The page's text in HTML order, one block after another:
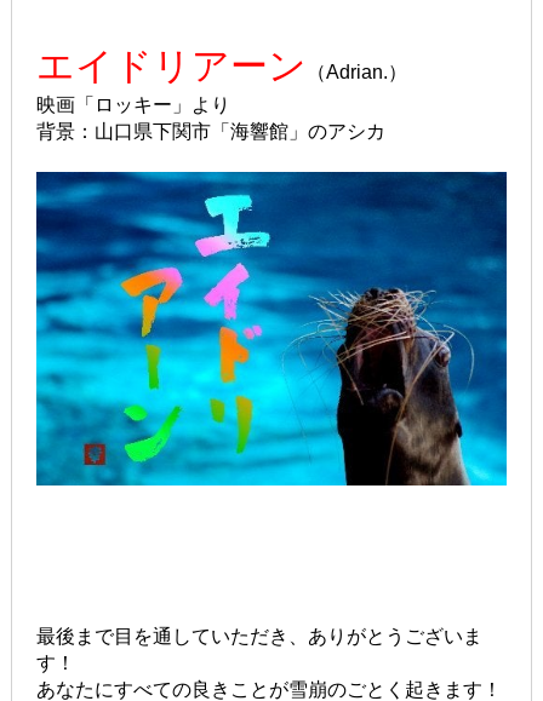
エイドリアーン
（Adrian.）
映画「ロッキー」より
背景：山口県下関市「海響館」のアシカ
最後まで目を通していただき、ありがとうございま
す！
あなたにすべての良きことが雪崩のごとく起きます！